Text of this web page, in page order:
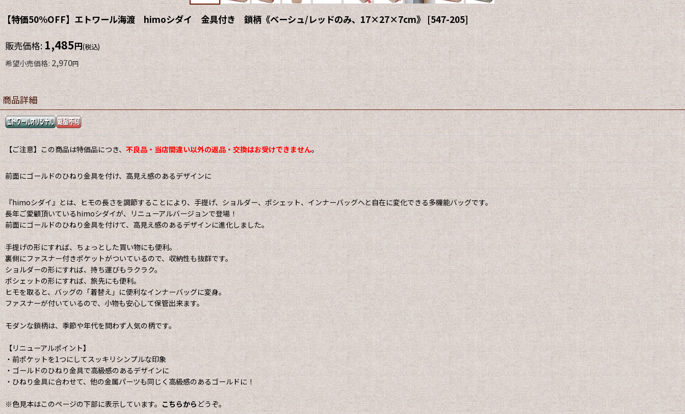
【特価50%OFF】エトワール海渡 himoシダイ 金具付き 鎖柄《ベーシュ/レッドのみ、17×27×7cm》 [547-205]
販売価格: 1,485円(税込)
希望小売価格: 2,970円
商品詳細
【ご注意】この商品は特価品につき、不良品・当店間違い以外の返品・交換はお受けできません。
前面にゴールドのひねり金具を付け、高見え感のあるデザインに
『himoシダイ』とは、ヒモの長さを調節することにより、手提げ、ショルダー、ポシェット、インナーバッグへと自在に変化できる多機能バッグです。
長年ご愛顧頂いているhimoシダイが、リニューアルバージョンで登場！
前面にゴールドのひねり金具を付けて、高見え感のあるデザインに進化しました。
手提げの形にすれば、ちょっとした買い物にも便利。
裏側にファスナー付きポケットがついているので、収納性も抜群です。
ショルダーの形にすれば、持ち運びもラクラク。
ポシェットの形にすれば、旅先にも便利。
ヒモを取ると、バッグの「着替え」に便利なインナーバッグに変身。
ファスナーが付いているので、小物も安心して保管出来ます。
モダンな鎖柄は、季節や年代を問わず人気の柄です。
【リニューアルポイント】
・前ポケットを1つにしてスッキリシンプルな印象
・ゴールドのひねり金具で高級感のあるデザインに
・ひねり金具に合わせて、他の金属パーツも同じく高級感のあるゴールドに！
※色見本はこのページの下部に表示しています。こちらから どうぞ。